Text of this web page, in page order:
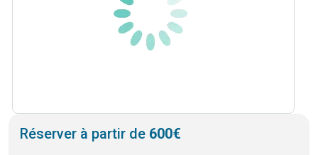
Réserver à partir de 600€